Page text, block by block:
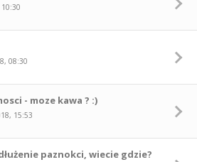
08:30
- moze kawa ? :)
15:53
paznokci, wiecie gdzie?